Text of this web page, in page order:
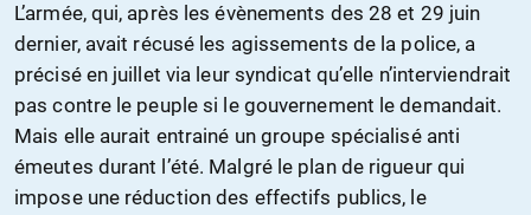
L’armée, qui, après les évènements des 28 et 29 juin
dernier, avait récusé les agissements de la police, a
précisé en juillet via leur syndicat qu’elle n’interviendrait
pas contre le peuple si le gouvernement le demandait.
Mais elle aurait entrainé un groupe spécialisé anti
émeutes durant l’été. Malgré le plan de rigueur qui
impose une réduction des effectifs publics, le